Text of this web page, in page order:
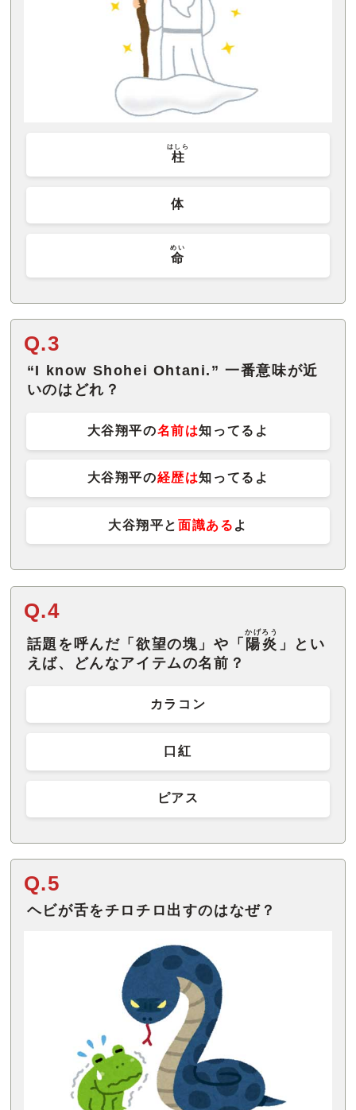
柱
はしら
体
命
めい
Q.3
“I know Shohei Ohtani.” 一番意味が近
いのはどれ？
大谷翔平の名前は知ってるよ
大谷翔平の経歴は知ってるよ
大谷翔平と 面識ある よ
Q.4
話題を呼んだ「欲望の塊」や「 陽炎
かげろう
」とい
えば、どんなアイテムの名前？
カラコン
口紅
ピアス
Q.5
ヘビが舌をチロチロ出すのはなぜ？